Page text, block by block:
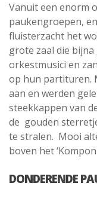
Vanuit een enorm
paukengroepen,
fluisterzacht het
grote zaal die bijna
orkestmusici en
op hun partituren.
aan en werden
steekkappen van
de gouden
te stralen. Mooi
boven het
DONDERENDE